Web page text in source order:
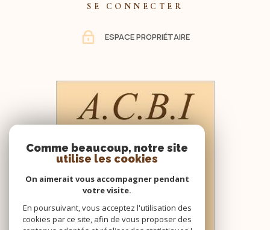
salle de jeux ou pièce d'été d'env 40 m². Une grange d'env 90
de charme et d'exception. Parc arboré, Puits. Le tout sur un
terrain d'env 4600m². Contacter CBLOT 0619208617 Agence
sont disponibles sur le site Géorisques
SE CONNECTER
ESPACE PROPRIÉTAIRE
Comme beaucoup, notre site
utilise les cookies
On aimerait vous accompagner pendant
votre visite.
En poursuivant, vous acceptez l'utilisation des
cookies par ce site, afin de vous proposer des